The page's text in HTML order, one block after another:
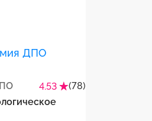
4.53
(78)